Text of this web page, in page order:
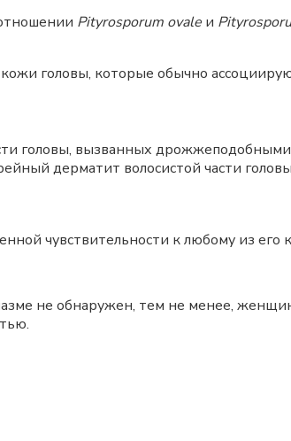
Pityrosporum ovale и
головы, которые обычно
головы, вызванных
дерматит волосистой части
чувствительности к любому из его
не обнаружен, тем не менее,